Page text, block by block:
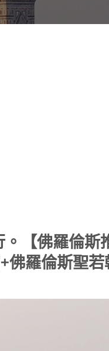
。【佛羅倫
佛羅倫斯聖